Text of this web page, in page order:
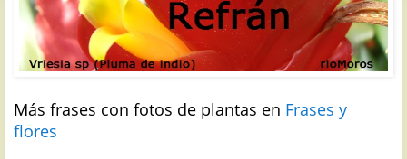
Más frases con fotos de plantas en Frases y
flores